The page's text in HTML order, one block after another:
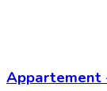
Appartement